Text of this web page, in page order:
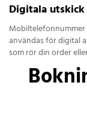
Digitala utskick
Mobiltelefonnummer
användas för digital
som rör din order